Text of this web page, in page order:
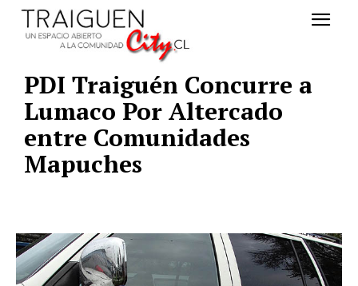
PDI Traiguén Concurre a
Lumaco Por Altercado
entre Comunidades
Mapuches